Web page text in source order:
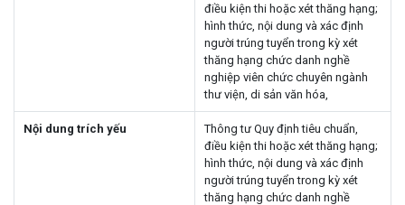
điều kiện thi hoặc xét thăng hạng;
hình thức, nội dung và xác định
người trúng tuyển trong kỳ xét
thăng hạng chức danh nghề
nghiệp viên chức chuyên ngành
thư viện, di sản văn hóa,
Nội dung trích yếu
Thông tư Quy định tiêu chuẩn,
điều kiện thi hoặc xét thăng hạng;
hình thức, nội dung và xác định
người trúng tuyển trong kỳ xét
thăng hạng chức danh nghề